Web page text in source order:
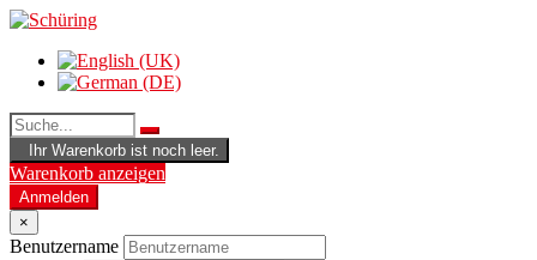
Ihr Warenkorb ist noch leer.
Warenkorb anzeigen
Anmelden
×
Benutzername